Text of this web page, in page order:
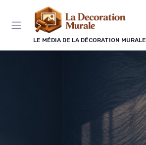
LE MÉDIA DE LA DÉCORATION MURALE
Panneau de gestion des cookies